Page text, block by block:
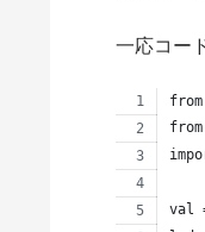
一応コー
val